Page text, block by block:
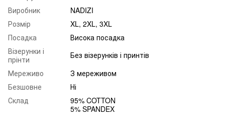
Виробник
NADIZI
Розмір
XL, 2XL, 3XL
Посадка
Висока посадка
Візерунки і
прінти
Без візерунків і принтів
Мереживо
З мереживом
Безшовне
Ні
Склад
95% COTTON
5% SPANDEX